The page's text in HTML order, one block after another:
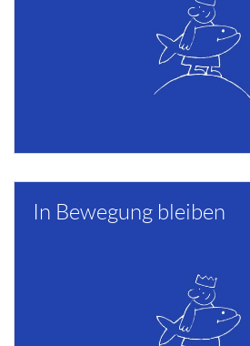
In Bewegung bleiben